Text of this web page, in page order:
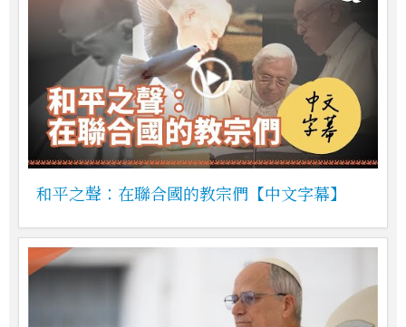
和平之聲：在聯合國的教宗們【中文字幕】